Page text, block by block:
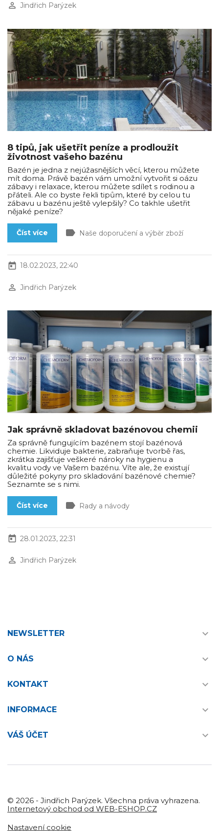
perm_identity Jindřich Parýzek
8 tipů, jak ušetřit peníze a prodloužit
životnost vašeho bazénu
Bazén je jedna z nejúžasnějších věcí, kterou můžete
mít doma. Právě bazén vám umožní vytvořit si oázu
zábavy i relaxace, kterou můžete sdílet s rodinou a
přáteli. Ale co byste řekli tipům, které by celou tu
zábavu u bazénu ještě vylepšily? Co takhle ušetřit
nějaké peníze?
Číst více label Naše doporučení a výběr zboží
today 18.02.2023, 22:40
perm_identity Jindřich Parýzek
Jak správně skladovat bazénovou chemii
Za správně fungujícím bazénem stojí bazénová
chemie. Likviduje bakterie, zabraňuje tvorbě řas,
zkrátka zajišťuje veškeré nároky na hygienu a
kvalitu vody ve Vašem bazénu. Víte ale, že existují
důležité pokyny pro skladování bazénové chemie?
Seznamte se s nimi.
Číst více label Rady a návody
today 28.01.2023, 22:31
perm_identity Jindřich Parýzek
NEWSLETTER 
O NÁS 
KONTAKT 
INFORMACE 
VÁŠ ÚČET 
© 2026 - Jindřich Parýzek. Všechna práva vyhrazena.
Internetový obchod od WEB-ESHOP.CZ
Nastavení cookie